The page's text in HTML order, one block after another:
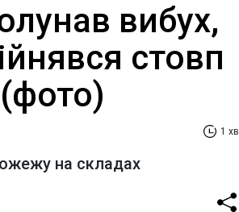
вибух,
стовп
1 хв
на складах